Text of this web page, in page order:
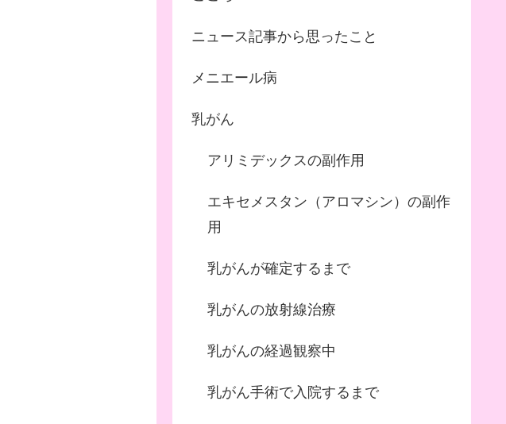
ニュース記事から思ったこと
メニエール病
乳がん
アリミデックスの副作用
エキセメスタン（アロマシン）の副作
用
乳がんが確定するまで
乳がんの放射線治療
乳がんの経過観察中
乳がん手術で入院するまで